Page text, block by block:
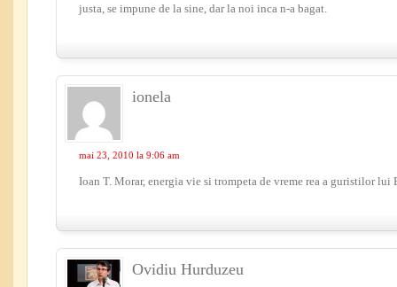
justa, se impune de la sine, dar la noi inca n-a bagat.
ionela
mai 23, 2010 la 9:06 am
Ioan T. Morar, energia vie si trompeta de vreme rea a guristilor lui
Ovidiu Hurduzeu